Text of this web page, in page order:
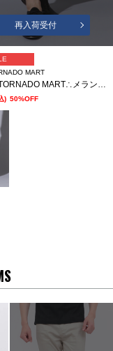
再入荷受付
MART
ZERO by TORNADO MART∴メランジカラミイージーショーツ
) 50%OFF